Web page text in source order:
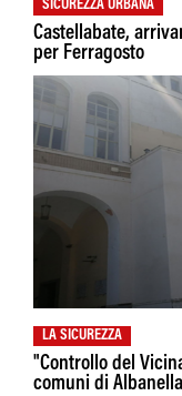
SICUREZZA URBANA
Castellabate,
per Ferragosto
LA SICUREZZA
"Controllo del
comuni di